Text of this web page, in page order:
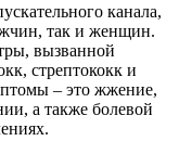
канала,
так и женщин.
вызванной
стрептококк и
– это жжение,
а также болевой